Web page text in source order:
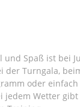
und Spaß ist bei
der Turngala,
oder einfach
jedem Wetter gibt